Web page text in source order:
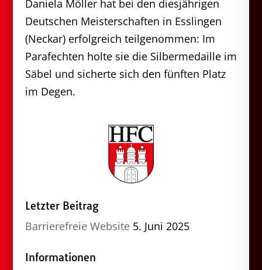
Daniela Möller hat bei den diesjährigen
Deutschen Meisterschaften in Esslingen
(Neckar) erfolgreich teilgenommen: Im
Parafechten holte sie die Silbermedaille im
Säbel und sicherte sich den fünften Platz
im Degen.
Letzter Beitrag
Barrierefreie Website 5. Juni 2025
Informationen